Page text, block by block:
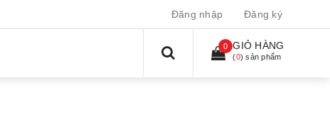
Đăng nhập Đăng ký
0 GIỎ HÀNG
(0) sản phẩm